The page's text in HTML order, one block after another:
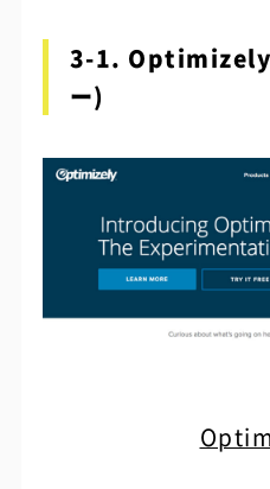
3-1. Optimizely(
ー)